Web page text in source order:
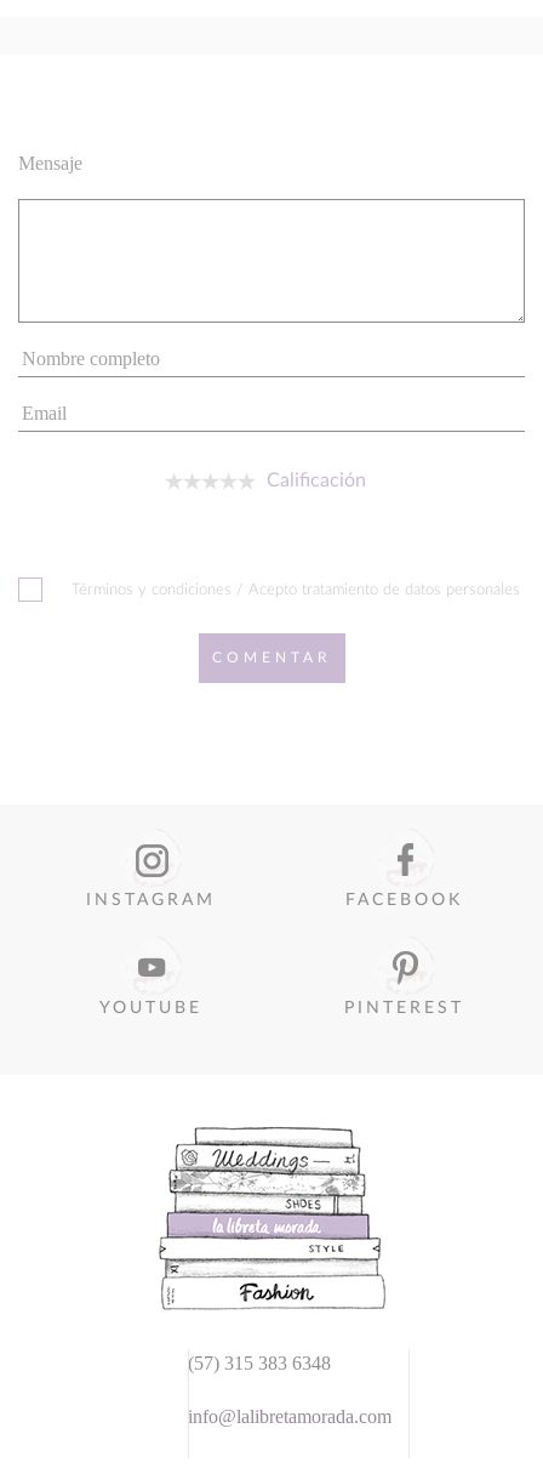
Mensaje
Calificación
Términos y condiciones / Acepto tratamiento de datos personales
COMENTAR
INSTAGRAM FACEBOOK
YOUTUBE PINTEREST
(57) 315 383 6348
info@lalibretamorada.com